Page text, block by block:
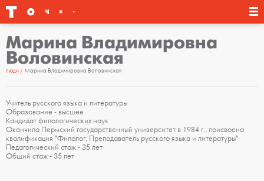
Марина Владимировна
Воловинская
люди Марина Владимировна Воловинская
Учитель русского языка и литературы
Образование - высшее
Кандидат филологических наук
Окончила Пермский государственный университет в 1984 г., присвоена
квалификация "Филолог. Преподаватель русского языка и литературы"
Педагогический стаж - 35 лет
Общий стаж - 35 лет